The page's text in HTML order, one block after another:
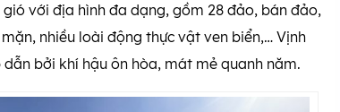
với địa hình đa dạng, gồm 28 đảo, bán đảo,
nhiều loài động thực vật ven biển,… Vịnh
bởi khí hậu ôn hòa, mát mẻ quanh năm.